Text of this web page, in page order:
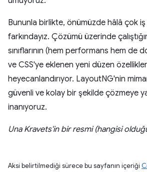
Bununla birlikte, önümüzde hâlâ çok
farkındayız. Çözümü üzerinde
sınıflarının (hem performans hem de
ve CSS'ye eklenen yeni düzen
heyecanlandırıyor. LayoutNG'nin
güvenli ve kolay bir şekilde çözmeye
inanıyoruz.
Una Kravets'in bir resmi (hangisi
Aksi belirtilmediği sürece bu sayfanın içeriği